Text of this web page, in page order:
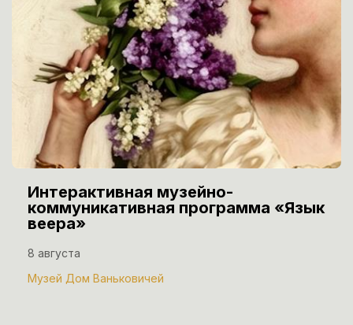
Интерактивная музейно-
коммуникативная программа «Язык
веера»
8 августа
Музей Дом Ваньковичей